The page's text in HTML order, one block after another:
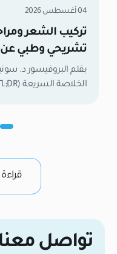
04 أغسطس 2026
تركيب الشعر
تشريحي وطبي عن
الشعر ومكوناته ليس
الحلول الفعالة. في
تواصل معنا